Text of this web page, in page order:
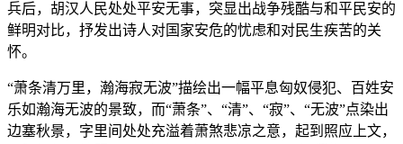
兵后，胡汉人民处处平安无事，突显出战争残酷与和平民安的
鲜明对比，抒发出诗人对国家安危的忧虑和对民生疾苦的关
怀。
“萧条清万里，瀚海寂无波”描绘出一幅平息匈奴侵犯、百姓安
乐如瀚海无波的景致，而“萧条”、“清”、“寂”、“无波”点染出
边塞秋景，字里间处处充溢着萧煞悲凉之意，起到照应上文，